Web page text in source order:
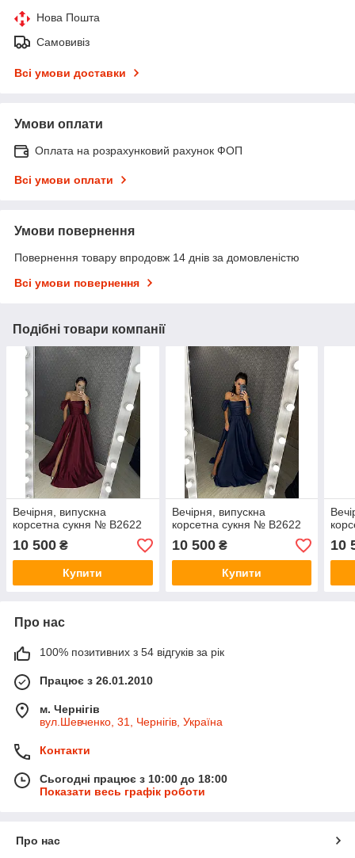
Нова Пошта
Самовивіз
Всі умови доставки
Умови оплати
Оплата на розрахунковий рахунок ФОП
Всі умови оплати
Умови повернення
Повернення товару впродовж 14 днів за домовленістю
Всі умови повернення
Подібні товари компанії
Вечірня, випускна
корсетна сукня № В2622
10 500 ₴
Купити
Вечірня, випускна
корсетна сукня № В2622
10 500₴
Купити
10
Про нас
100% позитивних з 54 відгуків за рік
Працює з 26.01.2010
м. Чернігів
вул.Шевченко, 31, Чернігів, Україна
Контакти
Сьогодні працює з 10:00 до 18:00
Показати весь графік роботи
Про нас